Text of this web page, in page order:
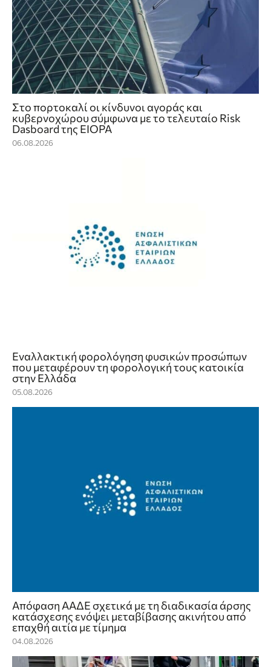
Στο πορτοκαλί οι κίνδυνοι αγοράς και
κυβερνοχώρου σύμφωνα με το τελευταίο Risk
Dasboard της EIOPA
06.08.2026
Εναλλακτική φορολόγηση φυσικών προσώπων
που μεταφέρουν τη φορολογική τους κατοικία
στην Ελλάδα
05.08.2026
Απόφαση ΑΑΔΕ σχετικά με τη διαδικασία άρσης
κατάσχεσης ενόψει μεταβίβασης ακινήτου από
επαχθή αιτία με τίμημα
04.08.2026